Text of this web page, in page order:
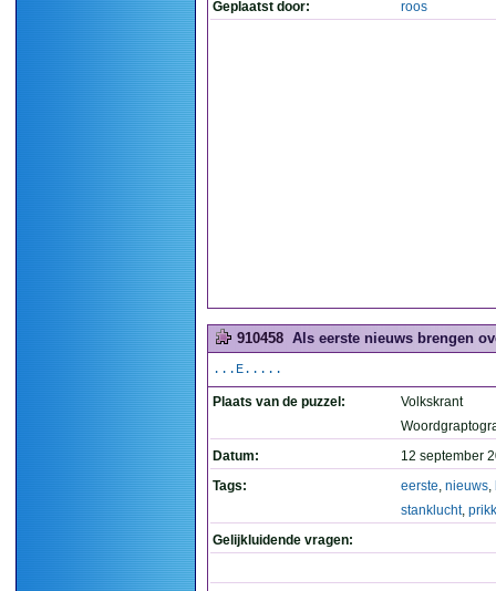
Geplaatst door: roos
910458 Als eerste nieuws brengen
...E.....
Plaats van de puzzel:
Volkskrant
Datum:
12 september
Tags:
eerste, nieuws,
stanklucht,
Gelijkluidende vragen: